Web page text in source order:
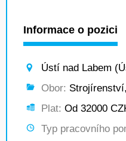
Informace o pozici
Ústí nad Labem
Obor:
Plat: Od 32000
Typ pracovního